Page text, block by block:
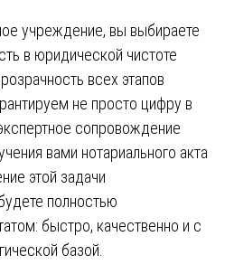
учреждение, вы выбираете
в юридической чистоте
всех этапов
не просто цифру в
сопровождение
вами нотариального акта
этой задачи
полностью
быстро, качественно и с
базой.